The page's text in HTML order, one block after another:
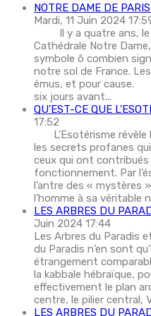
NOTRE DAME DE
Mardi, 11 Juin 2024
Il y a quatre ans, le
Cathédrale Notre
symbole ô combien
notre sol de France.
émus, et pour cause.
six jours avant...
QU'EST-CE QUE
17:52
L’Esotérisme révèle
les secrets profanes
ceux qui ont contribués
fonctionnement. Par
l’antre des « mystères
l’homme à sa véritable
LES ARBRES DU
Juin 2024 17:44
Les Arbres du
du Paradis n’en sont
étrangement
la kabbale hébraïque,
effectivement le plan
centre, le pilier central,
LES ARBRES DU